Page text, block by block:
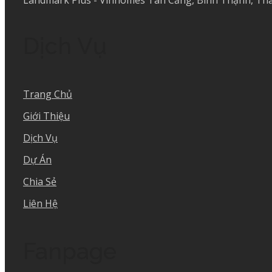
Trang Chủ
Giới Thiệu
Dịch Vụ
Dự Án
Chia Sẻ
Liên Hệ